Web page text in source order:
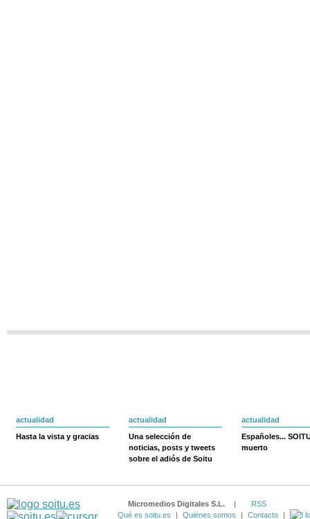
actualidad
Hasta la vista y gracias
actualidad
Una selección de
noticias, posts y tweets
sobre el adiós de Soitu
actualidad
Españoles...
muerto
Micromedios Digitales S.L. |
RSS
Qué es soitu.es
| Quiénes somos | Contacto |